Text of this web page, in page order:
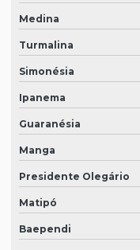
Medina
Turmalina
Simonésia
Ipanema
Guaranésia
Manga
Presidente Olegário
Matipó
Baependi